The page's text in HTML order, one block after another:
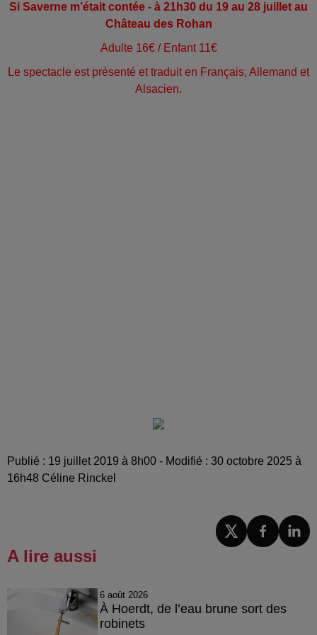
Si Saverne m’était contée - à 21h30 du 19 au 28 juillet au
Château des Rohan
Adulte 16€ / Enfant 11€
Le spectacle est présenté et traduit en Français, Allemand et
Alsacien.
Publié : 19 juillet 2019 à 8h00 - Modifié : 30 octobre 2025 à
16h48 Céline Rinckel
A lire aussi
6 août 2026
À Hoerdt, de l’eau brune sort des
robinets